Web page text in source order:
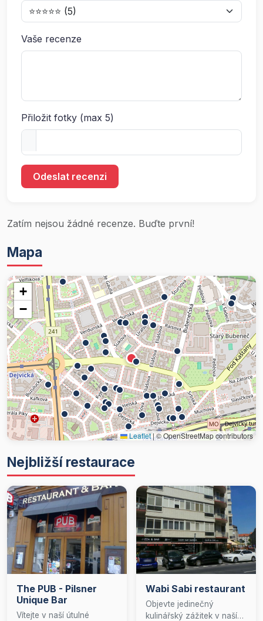
Vaše recenze
Přiložit fotky (max 5)
Odeslat recenzi
Zatím nejsou žádné recenze. Buďte první!
Mapa
+
−
Leaflet|© OpenStreetMap contributors
Nejbližší restaurace
The PUB - Pilsner
Unique Bar
Vítejte v naší útulné
Wabi Sabi restaurant
Objevte jedinečný
kulinářský zážitek v naší